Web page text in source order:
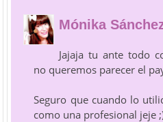
Mónika
Jajaja tu ante todo
no queremos parecer el
Seguro que cuando lo
como una profesional jeje